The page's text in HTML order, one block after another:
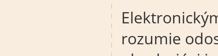
rozumie